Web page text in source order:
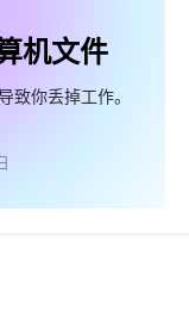
机文件
致你丢掉工作。